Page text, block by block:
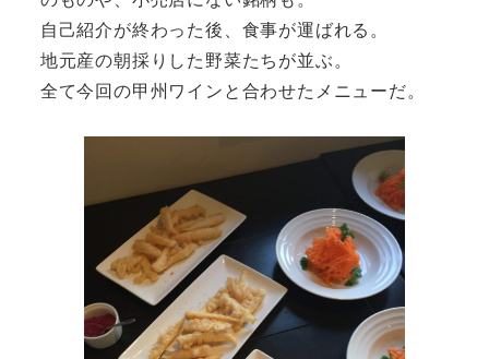
自己紹介が終わった後、食事が運ばれる。
地元産の朝採りした野菜たちが並ぶ。
全て今回の甲州ワインと合わせたメニューだ。